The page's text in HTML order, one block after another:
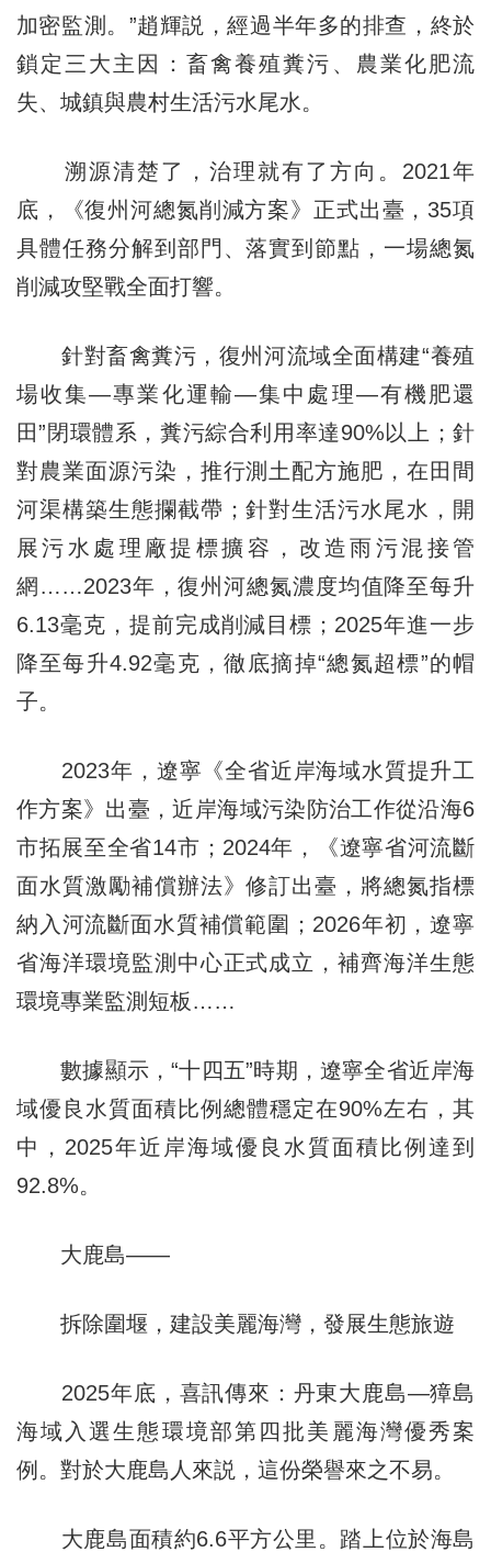
加密監測。”趙輝説，經過半年多的排查，終於
鎖定三大主因：畜禽養殖糞污、農業化肥流
失、城鎮與農村生活污水尾水。
溯源清楚了，治理就有了方向。2021年
底，《復州河總氮削減方案》正式出臺，35項
具體任務分解到部門、落實到節點，一場總氮
削減攻堅戰全面打響。
針對畜禽糞污，復州河流域全面構建“養殖
場收集—專業化運輸—集中處理—有機肥還
田”閉環體系，糞污綜合利用率達90%以上；針
對農業面源污染，推行測土配方施肥，在田間
河渠構築生態攔截帶；針對生活污水尾水，開
展污水處理廠提標擴容，改造雨污混接管
網……2023年，復州河總氮濃度均值降至每升
6.13毫克，提前完成削減目標；2025年進一步
降至每升4.92毫克，徹底摘掉“總氮超標”的帽
子。
2023年，遼寧《全省近岸海域水質提升工
作方案》出臺，近岸海域污染防治工作從沿海6
市拓展至全省14市；2024年，《遼寧省河流斷
面水質激勵補償辦法》修訂出臺，將總氮指標
納入河流斷面水質補償範圍；2026年初，遼寧
省海洋環境監測中心正式成立，補齊海洋生態
環境專業監測短板……
數據顯示，“十四五”時期，遼寧全省近岸海
域優良水質面積比例總體穩定在90%左右，其
中，2025年近岸海域優良水質面積比例達到
92.8%。
大鹿島——
拆除圍堰，建設美麗海灣，發展生態旅遊
2025年底，喜訊傳來：丹東大鹿島—獐島
海域入選生態環境部第四批美麗海灣優秀案
例。對於大鹿島人來説，這份榮譽來之不易。
大鹿島面積約6.6平方公里。踏上位於海島